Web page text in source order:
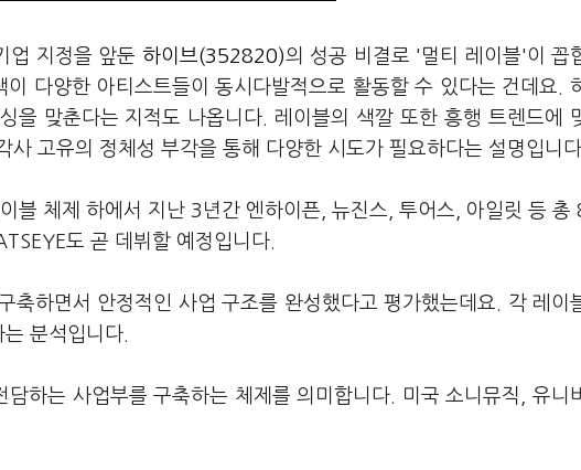
업 지정을 앞둔 하이브(352820)의 성공 비결로 '멀티 레이블'이 꼽
다양한 아티스트들이 동시다발적으로 활동할 수 있다는 건데요.
을 맞춘다는 지적도 나옵니다. 레이블의 색깔 또한 흥행 트렌드에
고유의 정체성 부각을 통해 다양한 시도가 필요하다는 설명입니다.
블 체제 하에서 지난 3년간 엔하이픈, 뉴진스, 투어스, 아일릿 등 총
도 곧 데뷔할 예정입니다.
축하면서 안정적인 사업 구조를 완성했다고 평가했는데요. 각 레이
분석입니다.
하는 사업부를 구축하는 체제를 의미합니다. 미국 소니뮤직, 유니